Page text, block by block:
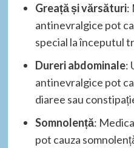
Greață și vărsături:
antinevralgice pot
special la începutul
Dureri abdominale:
antinevralgice pot
diaree sau
Somnolență:
pot cauza